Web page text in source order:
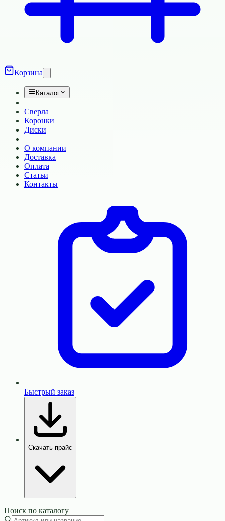
Корзина
Каталог
Сверла
Коронки
Диски
О компании
Доставка
Оплата
Статьи
Контакты
Быстрый заказ
Скачать прайс
Поиск по каталогу